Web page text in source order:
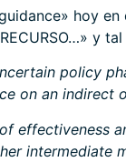
hoy
y tal
policy
on an
effectiveness
intermediate